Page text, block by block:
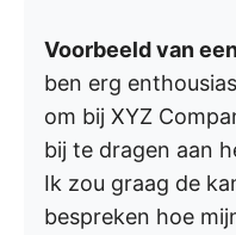
Voorbeeld van
ben erg
om bij XYZ
bij te dragen aan
Ik zou graag de
bespreken hoe